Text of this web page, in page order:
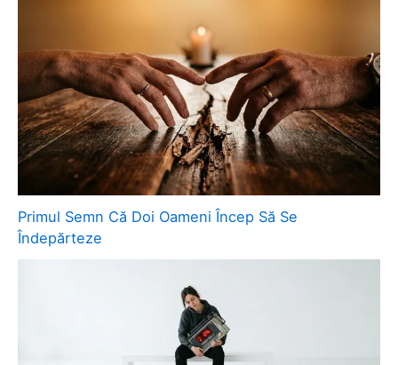
Primul Semn Că Doi Oameni Încep Să Se
Îndepărteze